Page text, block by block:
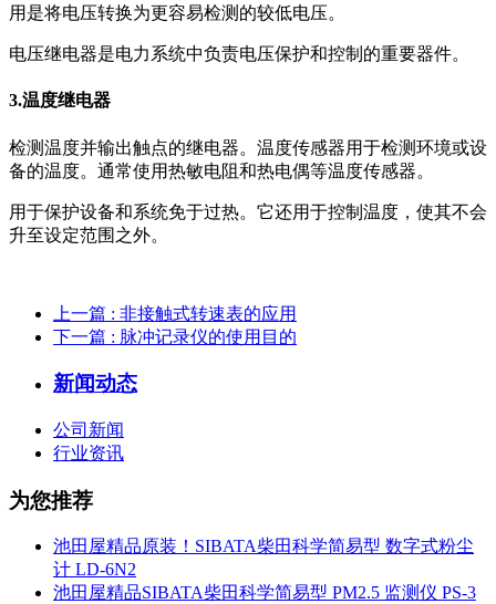
用是将电压转换为更容易检测的较低电压。
电压继电器是电力系统中负责电压保护和控制的重要器件。
3.温度继电器
检测温度并输出触点的继电器。温度传感器用于检测环境或设
备的温度。通常使用热敏电阻和热电偶等温度传感器。
用于保护设备和系统免于过热。它还用于控制温度，使其不会
升至设定范围之外。
上一篇 : 非接触式转速表的应用
下一篇 : 脉冲记录仪的使用目的
新闻动态
公司新闻
行业资讯
为您推荐
池田屋精品原装！SIBATA柴田科学简易型 数字式粉尘
计 LD-6N2
池田屋精品SIBATA柴田科学简易型 PM2.5 监测仪 PS-3